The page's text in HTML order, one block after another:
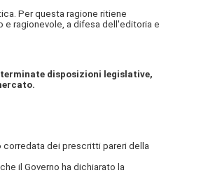
Per questa ragione ritiene
e ragionevole, a difesa dell'editoria e
disposizioni legislative,
corredata dei prescritti pareri della
il Governo ha dichiarato la